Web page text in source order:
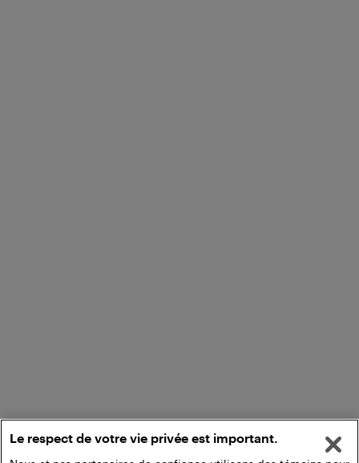
Le respect de votre vie privée est important.